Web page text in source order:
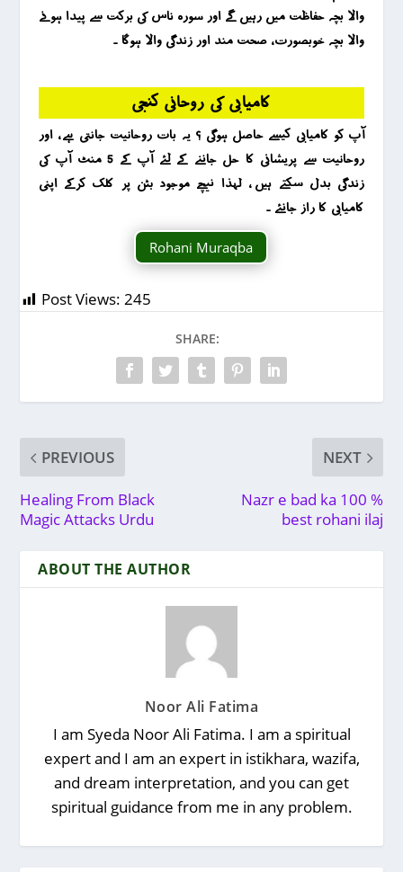
والا بچہ حفاظت میں رہیں گے اور سورہ ناس کی برکت سے پیدا ہونے
والا بچہ خوبصورت ، صحت مند اور زندگی والا ہوگا ۔
کامیابی کی روحانی کنجی
آپ کو کامیابی کیسے حاصل ہوگی ؟ یہ بات روحانیت جانتی ہے ، اور
روحانیت سے پریشانی کا حل جاننے کے لئے آپ کے 5 منٹ آپ کی
زندگی بدل سکتے ہیں ، لہذا نیچے موجود بٹن پر کلک کرکے اپنی
کامیابی کا راز جانئے ۔
Rohani Muraqba
Post Views: 245
SHARE:
PREVIOUS
Healing From Black
Magic Attacks Urdu
NEXT
Nazr e bad ka 100 %
best rohani ilaj
ABOUT THE AUTHOR
Noor Ali Fatima
I am Syeda Noor Ali Fatima. I am a spiritual
expert and I am an expert in istikhara, wazifa,
and dream interpretation, and you can get
spiritual guidance from me in any problem.